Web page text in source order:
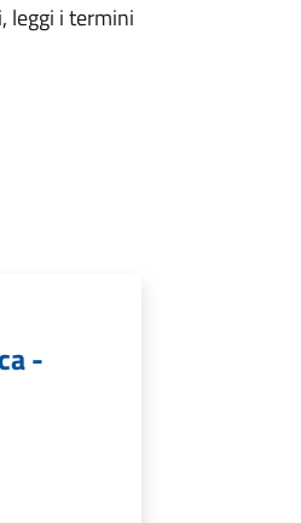
leggi i termini
-